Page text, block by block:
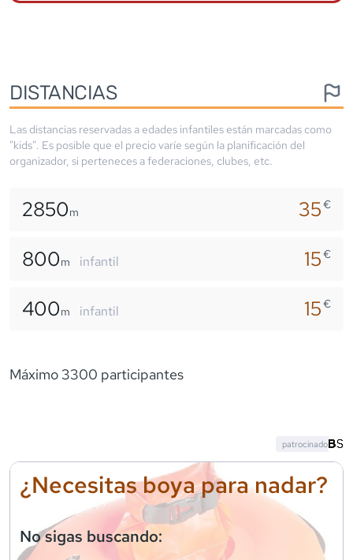
DISTANCIAS
Las distancias reservadas a edades infantiles están marcadas como
"kids". Es posible que el precio varíe según la planificación del
organizador, si perteneces a federaciones, clubes, etc.
2850m 35€
800m infantil 15€
400m infantil 15€
Máximo 3300 participantes
¿Necesitas boya para nadar?
No sigas buscando:
patrocinado